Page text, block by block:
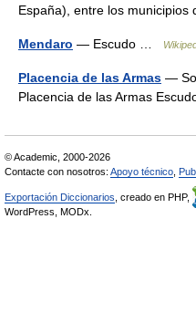
España), entre los
Mendaro — Escudo …
Placencia de las Armas —
Placencia de las Armas
© Academic, 2000-2026
Contacte con nosotros: Apoyo técnico
Exportación Diccionarios , creado en PHP,
WordPress, MODx.